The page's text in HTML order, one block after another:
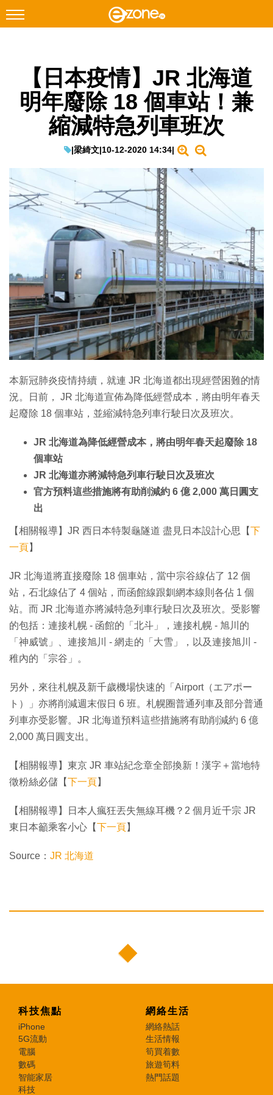
Facebook Instagram
科技焦點
教學評測
EduTech
生成式AI與雲端應用
Enterprise Digital Transformation
特集
【日本疫情】JR 北海道
明年廢除 18 個車站！兼
縮減特急列車班次
|梁綺文|10-12-2020 14:34|
本新冠肺炎疫情持續，就連 JR 北海道都出現經營困難的情
況。日前， JR 北海道宣佈為降低經營成本，將由明年春天
起廢除 18 個車站，並縮減特急列車行駛日次及班次。
JR 北海道為降低經營成本，將由明年春天起廢除 18
個車站
JR 北海道亦將減特急列車行駛日次及班次
官方預料這些措施將有助削減約 6 億 2,000 萬日圓支
出
【相關報導】JR 西日本特製龜隧道 盡見日本設計心思【下
一頁】
JR 北海道將直接廢除 18 個車站，當中宗谷線佔了 12 個
站，石北線佔了 4 個站，而函館線跟釧網本線則各佔 1 個
站。而 JR 北海道亦將減特急列車行駛日次及班次。受影響
的包括：連接札幌 - 函館的「北斗」，連接札幌 - 旭川的
「神威號」、連接旭川 - 網走的「大雪」，以及連接旭川 -
稚內的「宗谷」。
另外，來往札幌及新千歲機場快速的「Airport（エアポー
ト）」亦將削減週末假日 6 班。札幌圈普通列車及部分普通
列車亦受影響。JR 北海道預料這些措施將有助削減約 6 億
2,000 萬日圓支出。
【相關報導】東京 JR 車站紀念章全部換新！漢字＋當地特
徵粉絲必儲【下一頁】
【相關報導】日本人瘋狂丟失無線耳機？2 個月近千宗 JR
東日本籲乘客小心【下一頁】
Source： JR 北海道
科技焦點
iPhone
5G流動
電腦
數碼
智能家居
科技
網絡生活
網絡熱話
生活情報
筍買着數
旅遊筍料
熱門話題